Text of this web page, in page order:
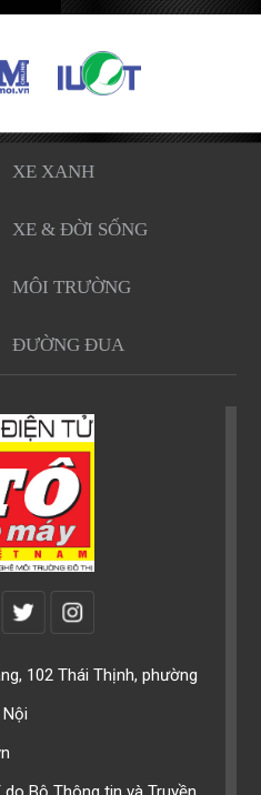
XE XANH
XE & ĐỜI SỐNG
MÔI TRƯỜNG
ĐƯỜNG ĐUA
102 Thái Thịnh, phường